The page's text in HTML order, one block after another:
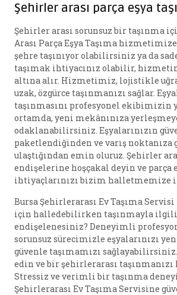
Şehirler arası parça eşya
Şehirler arası sorunsuz bir taşınma
Arası Parça Eşya Taşıma
şehre taşınıyor olabilirsiniz ya da
taşımak ihtiyacınız olabilir,
altına alır. Hizmetimiz, lojistikle
uzak, özgürce taşınmanızı sağlar.
taşınmasını profesyonel ekibimizin
ortamda, yeni mekânınıza
odaklanabilirsiniz. Eşyalarınızın
paketlendiğinden ve varış noktanıza
ulaştığından emin oluruz. Şehirler
endişelerine hoşçakal deyin ve parça
ihtiyaçlarınızı bizim halletmemize
Bursa Şehirlerarası Ev Taşıma
için halledebilirken taşınmayla ilgili
endişelenesiniz? Deneyimli
sorunsuz sürecimizle eşyalarınızı
güvenle taşımamızı
edin ve bir şehirlerarası taşınmanızı
Stressiz ve verimli bir taşınma
Şehirlerarası Ev Taşıma Servisine